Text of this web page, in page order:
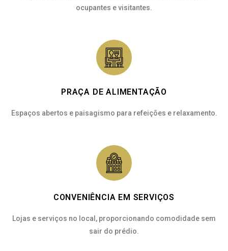
ocupantes e visitantes.
PRAÇA DE ALIMENTAÇÃO
Espaços abertos e paisagismo para refeições e relaxamento.
CONVENIÊNCIA EM SERVIÇOS
Lojas e serviços no local, proporcionando comodidade sem
sair do prédio.